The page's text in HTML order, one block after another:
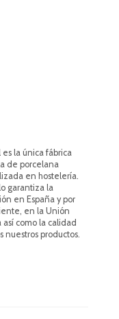
es la única fábrica
de porcelana
en hostelería.
garantiza la
en España y por
en la Unión
así como la calidad
nuestros productos.